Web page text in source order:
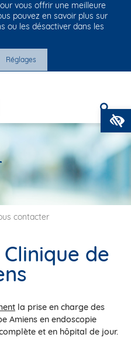
Groupe Vivalto Santé
Entre nous, la vie
contacter
de
la prise en charge des
Amiens en endoscopie
et en hôpital de jour.
vous offrir une meilleure
pouvez en savoir plus sur
ou les désactiver dans les
Réglages